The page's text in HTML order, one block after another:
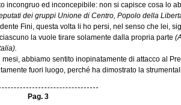
incongruo ed inconcepibile: non si capisce cosa lo
dei gruppi Unione di Centro, Popolo della
Fini, questa volta li ho persi, nel senso che lei,
la vuole tirare solamente dalla propria parte
abbiamo sentito inopinatamente di attacco al
fuori luogo, perché ha dimostrato la
Pag. 3